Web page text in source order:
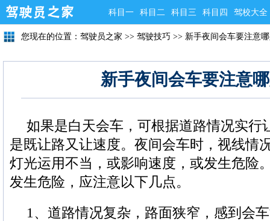
科目一 科目二 科目三 科目四 驾校大全
您现在的位置： 驾驶员之家 >> 驾驶技巧 >> 新手夜间会车要注意
新手夜间会车要注意
如果是白天会车，可根据道路情况实行
是既让路又让速度。夜间会车时，视线情
灯光运用不当，或影响速度，或发生危险
发生危险，应注意以下几点。
1、道路情况复杂，路面狭窄，感到会